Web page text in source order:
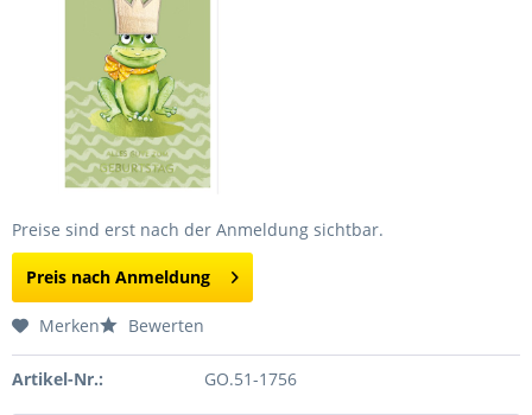
Preise sind erst nach der Anmeldung sichtbar.
Preis nach Anmeldung
Merken Bewerten
Artikel-Nr.: GO.51-1756